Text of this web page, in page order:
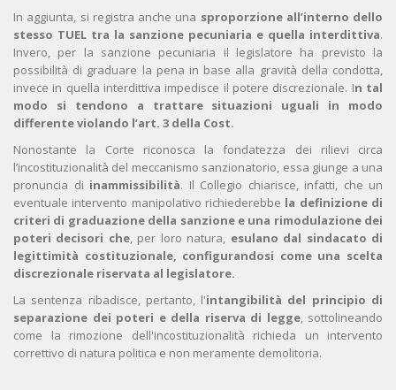
In aggiunta, si registra anche una sproporzione all’interno dello
stesso TUEL tra la sanzione pecuniaria e quella interdittiva.
Invero, per la sanzione pecuniaria il legislatore ha previsto la
possibilità di graduare la pena in base alla gravità della condotta,
invece in quella interdittiva impedisce il potere discrezionale. In tal
modo si tendono a trattare situazioni uguali in modo
differente violando l’art. 3 della Cost.
Nonostante la Corte riconosca la fondatezza dei rilievi circa
l’incostituzionalità del meccanismo sanzionatorio, essa giunge a una
pronuncia di inammissibilità. Il Collegio chiarisce, infatti, che un
eventuale intervento manipolativo richiederebbe la definizione di
criteri di graduazione della sanzione e una rimodulazione dei
poteri decisori che, per loro natura, esulano dal sindacato di
legittimità costituzionale, configurandosi come una scelta
discrezionale riservata al legislatore.
La sentenza ribadisce, pertanto, l'intangibilità del principio di
separazione dei poteri e della riserva di legge, sottolineando
come la rimozione dell'incostituzionalità richieda un intervento
correttivo di natura politica e non meramente demolitoria.